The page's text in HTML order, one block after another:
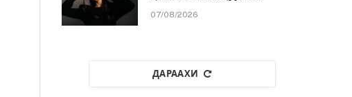
07/08/2026
ДАРААХИ